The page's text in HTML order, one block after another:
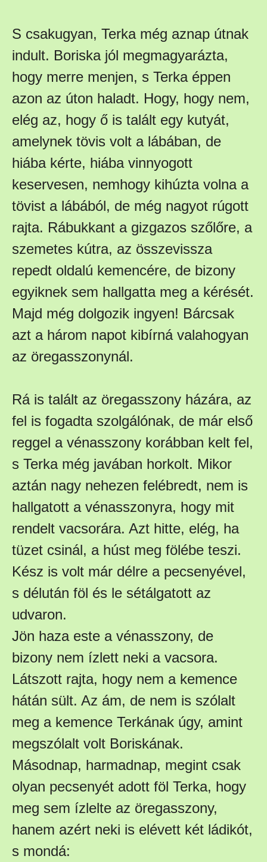
S csakugyan, Terka még aznap útnak
indult. Boriska jól megmagyarázta,
hogy merre menjen, s Terka éppen
azon az úton haladt. Hogy, hogy nem,
elég az, hogy ő is talált egy kutyát,
amelynek tövis volt a lábában, de
hiába kérte, hiába vinnyogott
keservesen, nemhogy kihúzta volna a
tövist a lábából, de még nagyot rúgott
rajta. Rábukkant a gizgazos szőlőre, a
szemetes kútra, az összevissza
repedt oldalú kemencére, de bizony
egyiknek sem hallgatta meg a kérését.
Majd még dolgozik ingyen! Bárcsak
azt a három napot kibírná valahogyan
az öregasszonynál.
Rá is talált az öregasszony házára, az
fel is fogadta szolgálónak, de már első
reggel a vénasszony korábban kelt fel,
s Terka még javában horkolt. Mikor
aztán nagy nehezen felébredt, nem is
hallgatott a vénasszonyra, hogy mit
rendelt vacsorára. Azt hitte, elég, ha
tüzet csinál, a húst meg fölébe teszi.
Kész is volt már délre a pecsenyével,
s délután föl és le sétálgatott az
udvaron.
Jön haza este a vénasszony, de
bizony nem ízlett neki a vacsora.
Látszott rajta, hogy nem a kemence
hátán sült. Az ám, de nem is szólalt
meg a kemence Terkának úgy, amint
megszólalt volt Boriskának.
Másodnap, harmadnap, megint csak
olyan pecsenyét adott föl Terka, hogy
meg sem ízlelte az öregasszony,
hanem azért neki is elévett két ládikót,
s mondá: